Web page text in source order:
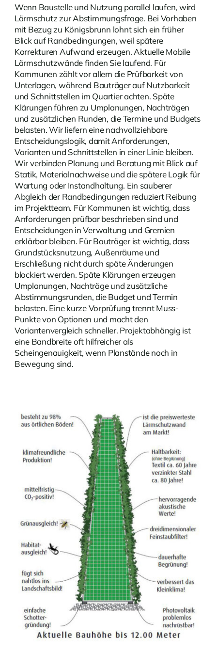
Wenn Baustelle und Nutzung parallel laufen, wird
Lärmschutz zur Abstimmungsfrage. Bei Vorhaben
mit Bezug zu Königsbrunn lohnt sich ein früher
Blick auf Randbedingungen, weil spätere
Korrekturen Aufwand erzeugen. AktuelleMobile
Lärmschutzwändefinden Sie laufend. Für
Kommunen zählt vor allem die Prüfbarkeit von
Unterlagen, während Bauträger auf Nutzbarkeit
und Schnittstellen im Quartier achten. Späte
Klärungen führen zu Umplanungen, Nachträgen
und zusätzlichen Runden, die Termine und Budgets
belasten. Wir liefern eine nachvollziehbare
Entscheidungslogik, damit Anforderungen,
Varianten und Schnittstellen in einer Linie bleiben.
Wir verbinden Planung und Beratung mit Blick auf
Statik, Materialnachweise und die spätere Logik für
Wartung oder Instandhaltung. Ein sauberer
Abgleich der Randbedingungen reduziert Reibung
im Projektteam. Für Kommunen ist wichtig, dass
Anforderungen prüfbar beschrieben sind und
Entscheidungen in Verwaltung und Gremien
erklärbar bleiben. Für Bauträger ist wichtig, dass
Grundstücksnutzung, Außenräume und
Erschließung nicht durch späte Änderungen
blockiert werden. Späte Klärungen erzeugen
Umplanungen, Nachträge und zusätzliche
Abstimmungsrunden, die Budget und Termin
belasten. Eine kurze Vorprüfung trennt Muss-
Punkte von Optionen und macht den
Variantenvergleich schneller. Projektabhängig ist
eine Bandbreite oft hilfreicher als
Scheingenauigkeit, wenn Planstände noch in
Bewegung sind.